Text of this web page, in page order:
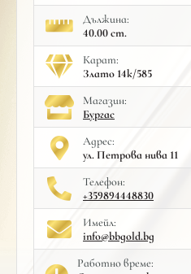
Дължина:
40.00 cm.
Карат:
Злато 14к/585
Mагазин:
Бургас
Адрес:
ул. Петрова нива 11
Телефон:
+359894448830
Имейл:
info@bbgold.bg
Работно време: